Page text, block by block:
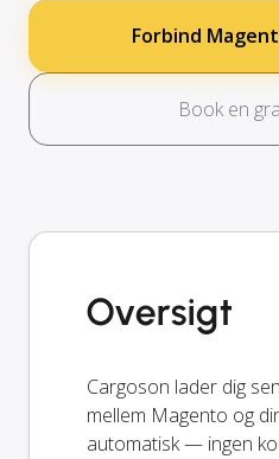
Forbind
Book en
Oversigt
Cargoson lader dig
mellem Magento og
automatisk — ingen